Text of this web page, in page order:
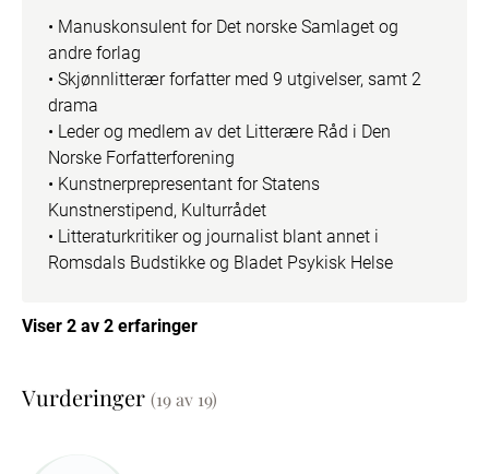
• Manuskonsulent for Det norske Samlaget og
andre forlag
• Skjønnlitterær forfatter med 9 utgivelser, samt 2
drama
• Leder og medlem av det Litterære Råd i Den
Norske Forfatterforening
• Kunstnerprepresentant for Statens
Kunstnerstipend, Kulturrådet
• Litteraturkritiker og journalist blant annet i
Viser 2 av 2 erfaringer
Vurderinger (19 av 19)